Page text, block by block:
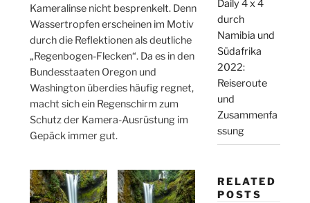
Kameralinse nicht besprenkelt. Denn
Wassertropfen erscheinen im Motiv
durch die Reflektionen als deutliche
„Regenbogen-Flecken“. Da es in den
Bundesstaaten Oregon und
Washington überdies häufig regnet,
macht sich ein Regenschirm zum
Schutz der Kamera-Ausrüstung im
Gepäck immer gut.
Daily 4 x 4
durch
Namibia und
Südafrika
2022:
Reiseroute
und
Zusammenfa
ssung
RELATED
POSTS